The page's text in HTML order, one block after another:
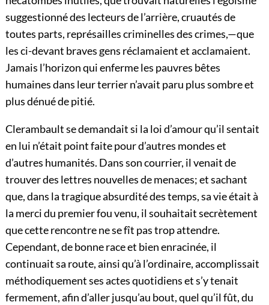
suggestionné des lecteurs de l’arrière, cruautés de
toutes parts, représailles criminelles des crimes,—que
les ci-devant braves gens réclamaient et acclamaient.
Jamais l’horizon qui enferme les pauvres bêtes
humaines dans leur terrier n’avait paru plus sombre et
plus dénué de pitié.
Clerambault se demandait si la loi d’amour qu’il sentait
en lui n’était point faite pour d’autres mondes et
d’autres humanités. Dans son courrier, il venait de
trouver des lettres nouvelles de menaces; et sachant
que, dans la tragique absurdité des temps, sa vieétait à
la merci du premier fou venu, il souhaitait secrètement
que cette rencontre ne se fît pas trop attendre.
Cependant, de bonne race et bien enracinée, il
continuait sa route, ainsi qu’à l’ordinaire, accomplissait
méthodiquement ses actes quotidiens et s’y tenait
fermement, afin d’aller jusqu’au bout, quel qu’il fût, du